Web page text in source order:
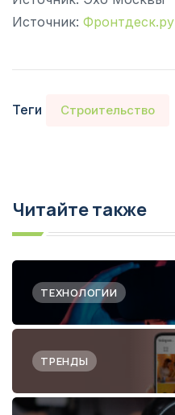
Источник: Фронтдеск.ру
Теги Строительство
Читайте также
ТЕХНОЛОГИИ
ТРЕНДЫ